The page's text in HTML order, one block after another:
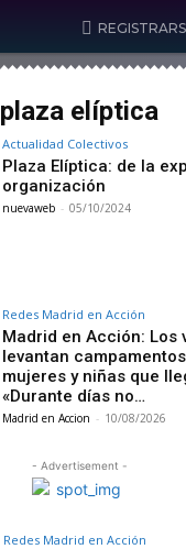
plaza elíptica
Actualidad Colectivos
Plaza Elíptica: de la
organización
nuevaweb - 05/10/2024
Redes Madrid en Acción
Madrid en Acción: Los
levantan
mujeres y niñas que
«Durante días no…
Madrid en Accion - 10/08/2026
- Advertisement -
Redes Madrid en Acción